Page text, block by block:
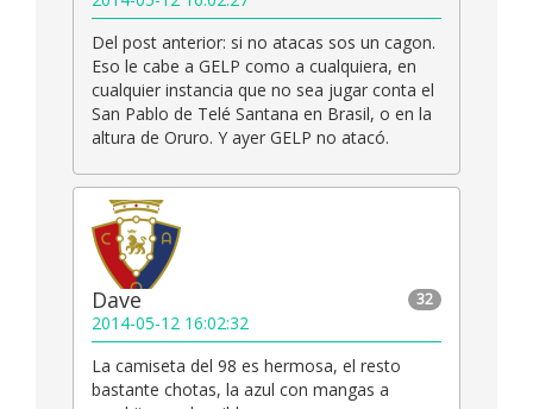
Del post anterior: si no atacas sos un cagon.
Eso le cabe a GELP como a cualquiera, en
cualquier instancia que no sea jugar conta el
San Pablo de Telé Santana en Brasil, o en la
altura de Oruro. Y ayer GELP no atacó.
32
Dave
2014-05-12 16:02:32
La camiseta del 98 es hermosa, el resto
bastante chotas, la azul con mangas a